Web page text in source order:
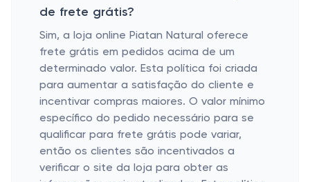
de frete grátis?
Sim, a loja online Piatan Natural oferece
frete grátis em pedidos acima de um
determinado valor. Esta política foi criada
para aumentar a satisfação do cliente e
incentivar compras maiores. O valor mínimo
específico do pedido necessário para se
qualificar para frete grátis pode variar,
então os clientes são incentivados a
verificar o site da loja para obter as